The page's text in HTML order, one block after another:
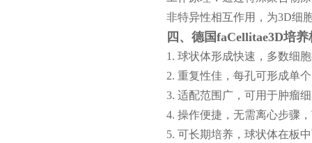
非特异性相互作用，为3D细
四 、 德国faCellitae3D培养
1. 球状体形成快速，多数细
2. 重复性佳，每孔可形成单
3. 适配范围广，可用于肿瘤
4. 操作便捷，无需离心步骤
5. 可长期培养，球状体在板